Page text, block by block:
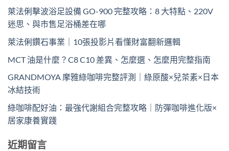
萊法俐擊波浴足設備 GO-900 完整攻略：8 大特點、220V
迷思、與市售足浴桶差在哪
萊法俐鑽石事業｜10張投影片看懂財富翻新邏輯
MCT 油是什麼？C8 C10 差異、怎麼選、怎麼用完整指南
GRANDMOYA 摩雅綠咖啡完整評測｜綠原酸×兒茶素×日本
冰結技術
綠咖啡配好油：最強代謝組合完整攻略｜防彈咖啡進化版×
居家康養實踐
近期留言